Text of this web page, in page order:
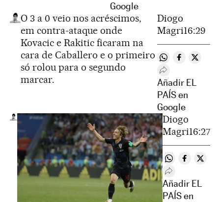
Google
O 3 a 0 veio nos acréscimos,
em contra-ataque onde
Kovacic e Rakitic ficaram na
cara de Caballero e o primeiro
só rolou para o segundo
marcar.
Diogo
Magri16:29
Compartir en
Compartir
Desplegar
Añadir EL
PAÍS en
Google
Diogo
Magri16:27
Compartir en
Desplegar
Añadir EL
PAÍS en